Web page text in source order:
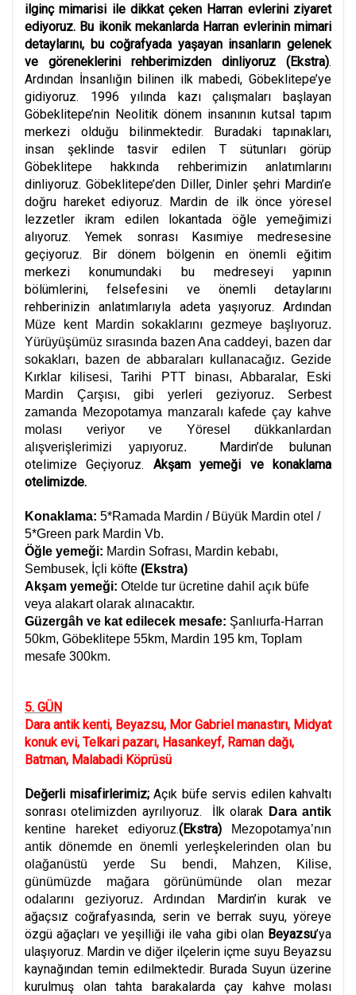
ilginç mimarisi ile dikkat çeken Harran evlerini ziyaret
ediyoruz. Bu ikonik mekanlarda Harran evlerinin mimari
detaylarını, bu coğrafyada yaşayan insanların gelenek
ve göreneklerini rehberimizden dinliyoruz
(Ekstra).
Ardından İnsanlığın bilinen ilk mabedi, Göbeklitepe’ye
gidiyoruz. 1996 yılında kazı çalışmaları başlayan
Göbeklitepe’nin Neolitik dönem insanının kutsal tapım
merkezi olduğu bilinmektedir. Buradaki tapınakları,
insan şeklinde tasvir edilen T sütunları görüp
Göbeklitepe hakkında rehberimizin anlatımlarını
dinliyoruz. Göbeklitepe’den Diller, Dinler şehri Mardin’e
doğru hareket ediyoruz. Mardin de ilk önce yöresel
lezzetler ikram edilen lokantada öğle yemeğimizi
alıyoruz. Yemek sonrası Kasımiye medresesine
geçiyoruz. Bir dönem bölgenin en önemli eğitim
merkezi konumundaki bu medreseyi yapının
bölümlerini, felsefesini ve önemli detaylarını
rehberinizin anlatımlarıyla adeta yaşıyoruz. Ardından
Müze kent Mardin sokaklarını gezmeye başlıyoruz.
Yürüyüşümüz sırasında bazen Ana caddeyi, bazen dar
sokakları, bazen de abbaraları kullanacağız. Gezide
Kırklar kilisesi, Tarihi PTT binası, Abbaralar, Eski
Mardin Çarşısı, gibi yerleri geziyoruz. Serbest
zamanda Mezopotamya manzaralı kafede çay kahve
molası veriyor ve Yöresel dükkanlardan
alışverişlerimizi yapıyoruz. Mardin’de bulunan
otelimize Geçiyoruz. Akşam yemeği ve konaklama
otelimizde.
Konaklama: 5*Ramada Mardin / Büyük Mardin otel /
5*Green park Mardin Vb.
Öğle yemeği: Mardin Sofrası, Mardin kebabı,
Sembusek, İçli köfte (Ekstra)
Akşam yemeği: Otelde tur ücretine dahil açık büfe
veya alakart olarak alınacaktır.
Güzergâh ve kat edilecek mesafe: Şanlıurfa-Harran
50km, Göbeklitepe 55km, Mardin 195 km, Toplam
mesafe 300km.
5. GÜN
Dara antik kenti, Beyazsu, Mor Gabriel manastırı, Midyat
konuk evi, Telkari pazarı, Hasankeyf, Raman dağı,
Batman, Malabadi Köprüsü
Değerli misafirlerimiz;Açık büfe servis edilen kahvaltı
sonrası otelimizden ayrılıyoruz. İlk olarak
Dara antik
kentine hareket ediyoruz.(Ekstra)Mezopotamya’nın
antik dönemde en önemli yerleşkelerinden olan bu
olağanüstü yerde Su bendi, Mahzen, Kilise,
günümüzde mağara görünümünde olan mezar
odalarını geziyoruz. Ardından Mardin’in kurak ve
ağaçsız coğrafyasında, serin ve berrak suyu, yöreye
özgü ağaçları ve yeşilliği ile vaha gibi olan Beyazsu’ya
ulaşıyoruz. Mardin ve diğer ilçelerin içme suyu Beyazsu
kaynağından temin edilmektedir. Burada Suyun üzerine
kurulmuş olan tahta barakalarda çay kahve molası